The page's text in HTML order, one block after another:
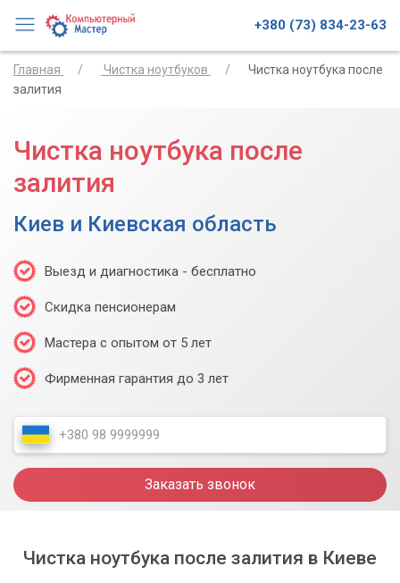
+380 (73) 834-23-63
Главная Чистка ноутбуков
Чистка ноутбука после
залития
Чистка ноутбука после
залития
Киев и Киевская область
Выезд и диагностика - бесплатно
Скидка пенсионерам
Мастера с опытом от 5 лет
Фирменная гарантия до 3 лет
Заказать звонок
Чистка ноутбука после залития в Киеве